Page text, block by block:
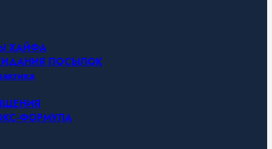
ХАЙФА
ПОСЫЛОК
ФОРМУЛА